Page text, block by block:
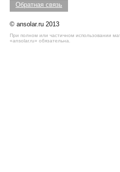
Обратная связь
© ansolar.ru 2013
При полном или частичном использовании
«ansolar.ru» обязательна.